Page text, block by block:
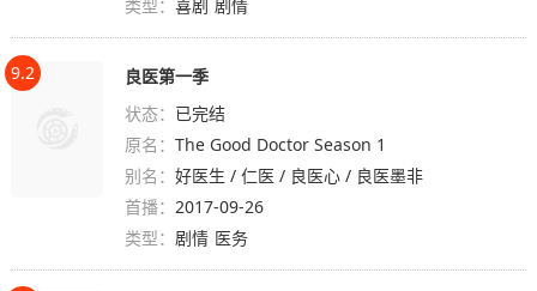
类型：喜剧 剧情
9.2
良医第一季
状态： 已完结
原名：The Good Doctor Season 1
别名：好医生 / 仁医 / 良医心 / 良医墨非
首播： 2017-09-26
类型： 剧情 医务